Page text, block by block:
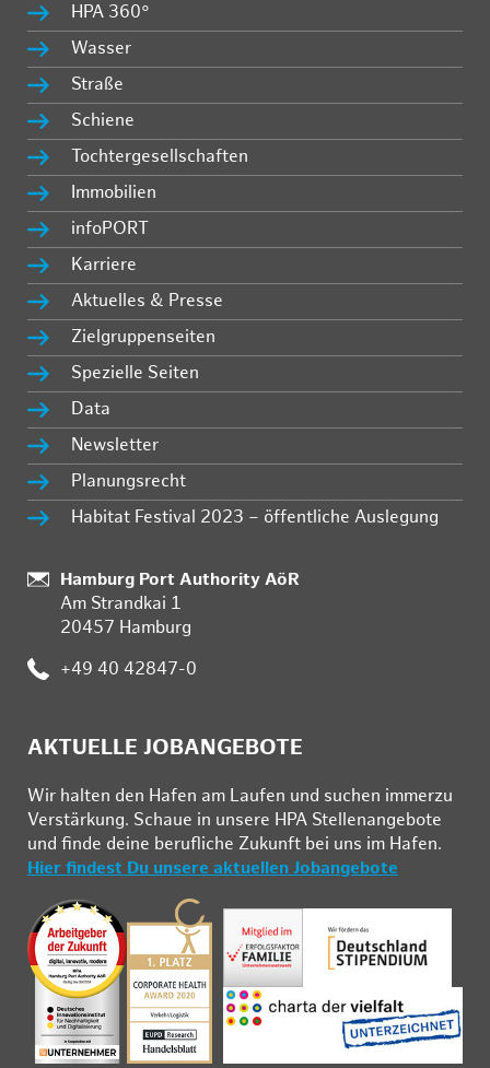
HPA 360°
Wasser
Straße
Schiene
Tochtergesellschaften
Immobilien
infoPORT
Karriere
Aktuelles & Presse
Zielgruppenseiten
Spezielle Seiten
Data
Newsletter
Planungsrecht
Habitat Festival 2023 – öffentliche Auslegung
Standort:
Hamburg Port Authority AöR
Am Strandkai 1
20457 Hamburg
Telefon:
+49 40 42847-0
AKTUELLE JOBANGEBOTE
Wir hal­ten den Ha­fen am Lau­fen und su­chen im­mer­zu
Ver­stär­kung. Schau­e in un­se­re HPA Stel­len­an­ge­bo­te
und fin­de deine be­ruf­li­che Zu­kunft bei uns im Ha­fen.
Hier findest Du unsere aktuellen Jobangebote